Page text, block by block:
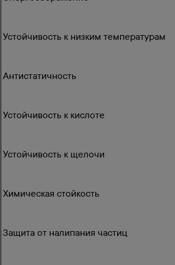
Устойчивость к низким температурам
Антистатичность
Устойчивость к кислоте
Устойчивость к щелочи
Химическая стойкость
Защита от налипания частиц